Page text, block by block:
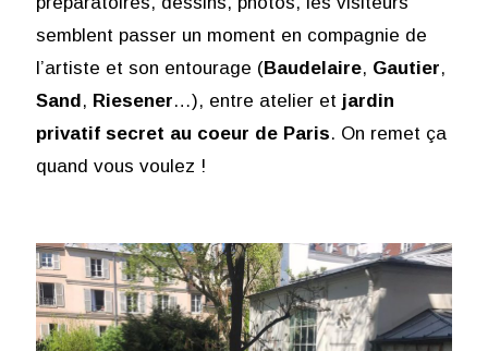
semblent passer un moment en compagnie de
l’artiste et son entourage (Baudelaire, Gautier,
Sand, Riesener…), entre atelier et jardin
privatif secret au coeur de Paris. On remet ça
quand vous voulez !